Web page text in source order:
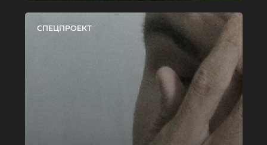
СПЕЦПРОЕКТ